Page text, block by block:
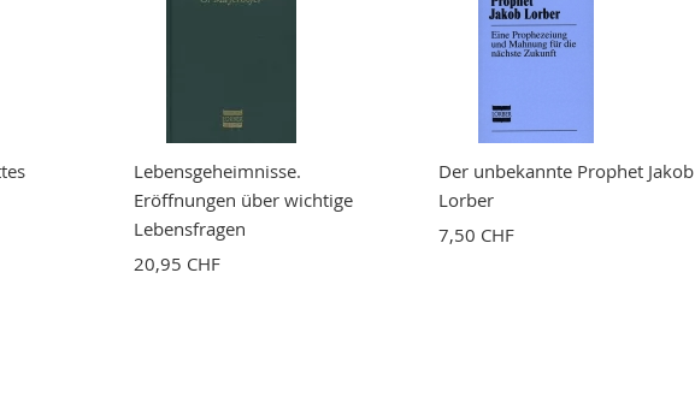
Lebensgeheimnisse.
Eröffnungen über wichtige
Lebensfragen
20,95 CHF
Der unbekannte Prophet Jakob
Lorber
7,50 CHF